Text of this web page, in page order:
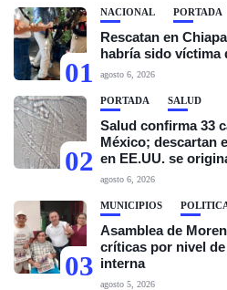
01
NACIONAL PORTADA
Rescatan en
habría sido víctima
agosto 6, 2026
02
PORTADA SALUD
Salud confirma 33
México; descartan
en EE.UU. se
agosto 6, 2026
03
MUNICIPIOS
Asamblea de
críticas por nivel
interna
agosto 5, 2026